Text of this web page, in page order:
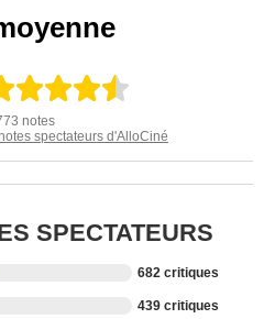
notes
spectateurs d'AlloCiné
SPECTATEURS
682 critiques
439 critiques